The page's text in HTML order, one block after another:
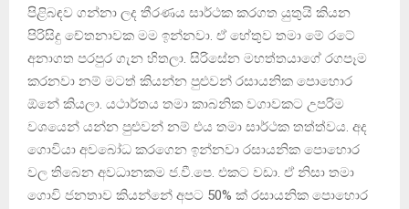
පිළිබඳව ගන්නා ලද තීරණය සාර්ථක කරගත යුතුයි කියන
පිරිසිදු චේතනාවක මම ඉන්නවා. ඒ හේතුව තමා මේ රටේ
අනාගත පරපුර ගැන හිතලා. සිරිසේන මහත්තයාගේ රගපෑම
කරනවා නම් මටත් කියන්න පුළුවන් රසායනික පොහොර
ඕනේ කියලා. යථාර්තය තමා කාබනික වගාවකට උපරිම
වශයෙන් යන්න පුළුවන් නම් එය තමා සාර්ථක තත්ත්වය. අද
ගොවියා අවබෝධ කරගෙන ඉන්නවා රසායනික පොහොර
වල තිබෙන අවධානකම ජ.වී.පෙ. එකට වඩා. ඒ නිසා තමා
ගොවි ජනතාව කියන්නේ අපට 50% ක් රසායනික පොහොර